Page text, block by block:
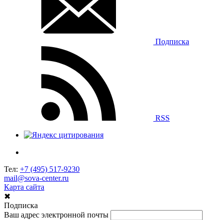
Подписка
RSS
Тел: +7 (495) 517-9230
mail@sova-center.ru
Карта сайта
✖
Подписка
Ваш адрес электронной почты